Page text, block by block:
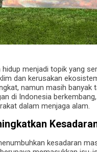
hidup menjadi topik yang
dan kerusakan
namun masih banyak
di Indonesia
dalam menjaga alam.
kesadaran